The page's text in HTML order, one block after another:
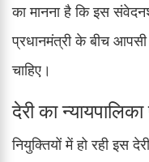
का मानना है कि इस
प्रधानमंत्री के बीच आपसी
चाहिए।
देरी का
नियुक्तियों में हो रही इस